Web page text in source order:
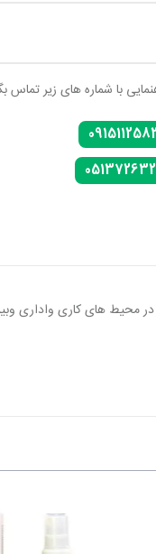
با شماره های زیر تماس
در محیط های کاری واداری